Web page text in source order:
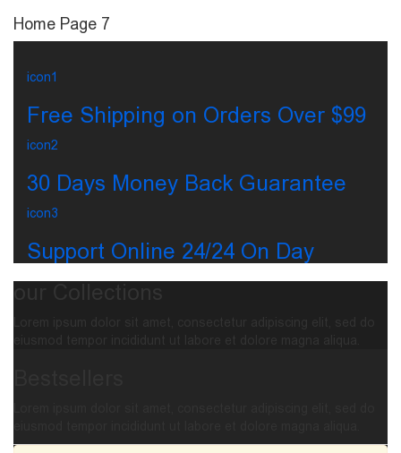
Home Page 7
icon1
Free Shipping on Orders Over $99
icon2
30 Days Money Back Guarantee
icon3
Support Online 24/24 On Day